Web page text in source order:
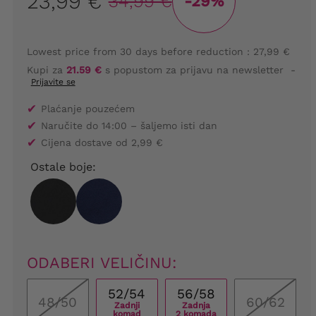
Lowest price from 30 days before reduction : 27,99 €
Kupi za 21.59 €s popustom za prijavu na newsletter -
Prijavite se
✔ Plaćanje pouzećem
✔ Naručite do 14:00 – šaljemo isti dan
✔ Cijena dostave od 2,99 €
Ostale boje:
ODABERI VELIČINU:
48/50
52/54
Zadnji
komad
56/58
Zadnja
2 komada
60/62